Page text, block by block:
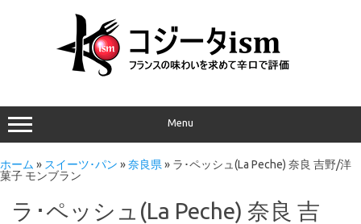
Menu
ホーム » スイーツ･パン »奈良県 » ラ･ペッシュ(La Peche) 奈良 吉野/洋
菓子 モンブラン
ラ･ペッシュ(La Peche) 奈良 吉